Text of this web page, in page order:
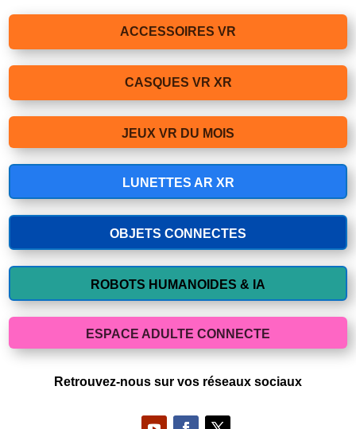
ACCESSOIRES VR
CASQUES VR XR
JEUX VR DU MOIS
LUNETTES AR XR
OBJETS CONNECTES
ROBOTS HUMANOIDES & IA
ESPACE ADULTE CONNECTE
Retrouvez-nous sur vos réseaux sociaux